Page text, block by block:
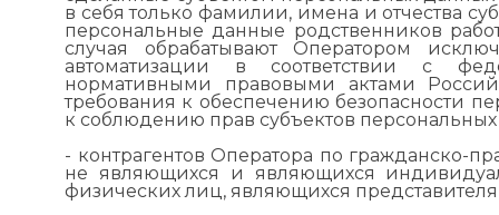
в себя только фамилии, имена и отчества
персональные данные родственников
случая обрабатывают Оператором
автоматизации в соответствии с
нормативными правовыми актами
требования к обеспечению безопасности
к соблюдению прав субъектов
- контрагентов Оператора по гражданско-
не являющихся и являющихся
физических лиц, являющихся